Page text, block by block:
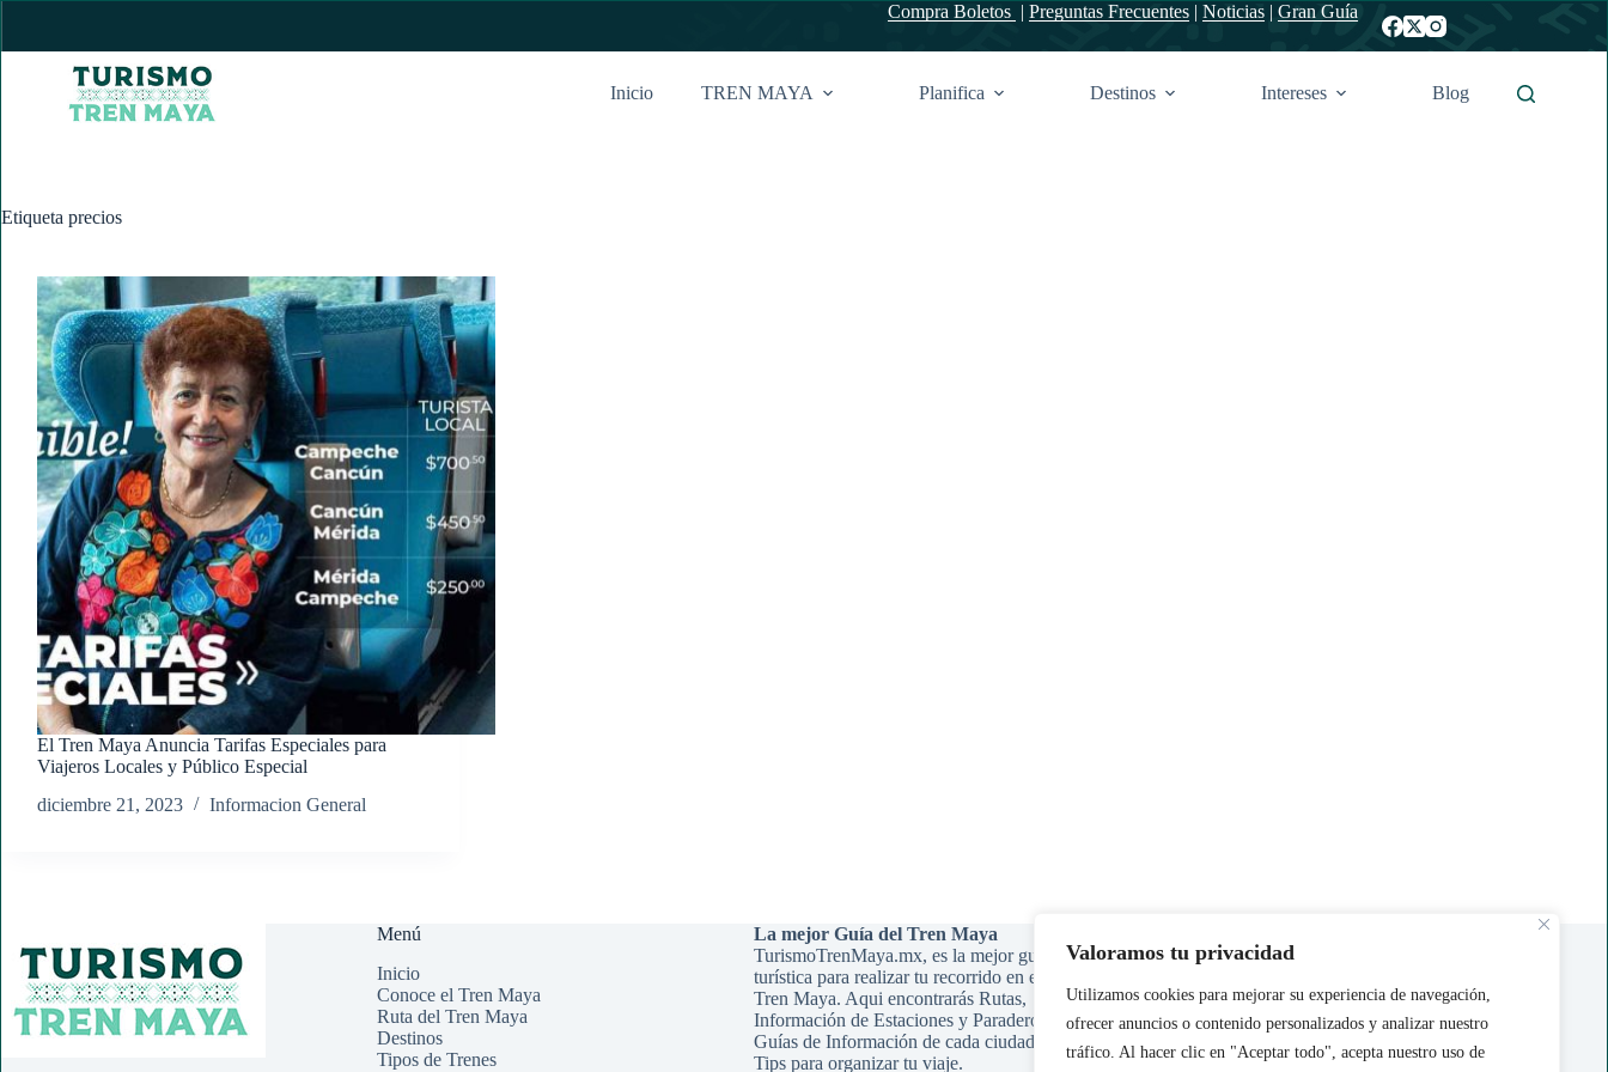
Valoramos tu privacidad
Utilizamos cookies para mejorar su experiencia de navegación,
ofrecer anuncios o contenido personalizados y analizar nuestro
tráfico. Al hacer clic en "Aceptar todo", acepta nuestro uso de
contenido
Compra Boletos | Preguntas Frecuentes| Noticias| Gran Guía
Inicio TREN MAYA Planifica Destinos Intereses Blog
Etiqueta precios
El Tren Maya Anuncia Tarifas Especiales para
Viajeros Locales y Público Especial
diciembre 21, 2023
Informacion General
Menú
Inicio
Conoce el Tren Maya
Ruta del Tren Maya
Destinos
Tipos de Trenes
La mejor Guía del Tren Maya
TurismoTrenMaya.mx, es la mejor guía
turística para realizar tu recorrido en el
Tren Maya. Aqui encontrarás Rutas,
Información de Estaciones y Paraderos,
Guías de Información de cada ciudad y
Tips para organizar tu viaje.
Política de Cookies|Politica de
Privacidad|Aviso Legal